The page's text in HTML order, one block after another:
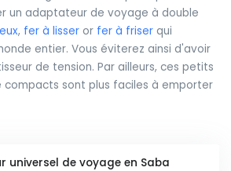
un adaptateur de voyage à double
, fer à lisser or fer à friser qui
entier. Vous éviterez ainsi d'avoir
de tension. Par ailleurs, ces petits
compacts sont plus faciles à emporter
universel de voyage en Saba